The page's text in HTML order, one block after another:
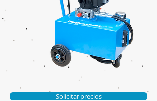
Solicitar precios